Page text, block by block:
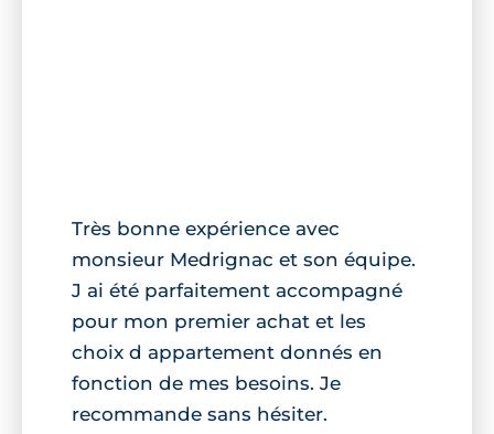
Très bonne expérience avec
monsieur Medrignac et son équipe.
J ai été parfaitement accompagné
pour mon premier achat et les
choix d appartement donnés en
fonction de mes besoins. Je
recommande sans hésiter.